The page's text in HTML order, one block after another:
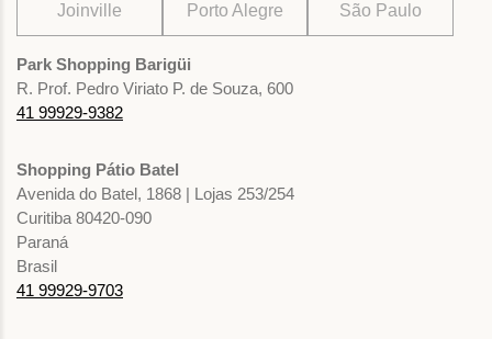
Joinville Porto Alegre São Paulo
Park Shopping Barigüi
R. Prof. Pedro Viriato P. de Souza, 600
41 99929-9382
Shopping Pátio Batel
Avenida do Batel, 1868 | Lojas 253/254
Curitiba 80420-090
Paraná
Brasil
41 99929-9703